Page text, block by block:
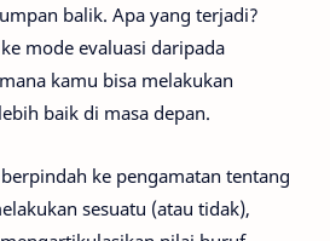
balik. Apa yang terjadi?
mode evaluasi daripada
kamu bisa melakukan
baik di masa depan.
ke pengamatan tentang
sesuatu (atau tidak),